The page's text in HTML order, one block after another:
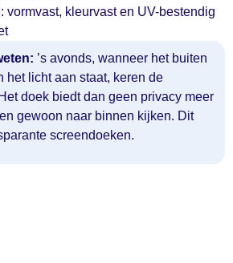
vormvast, kleurvast en UV-bestendig
’s avonds, wanneer het buiten
het licht aan staat, keren de
doek biedt dan geen privacy meer
gewoon naar binnen kijken. Dit
screendoeken.